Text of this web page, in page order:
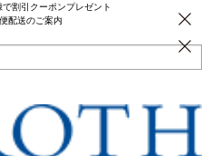
割引クーポンプレゼント
配送のご案内